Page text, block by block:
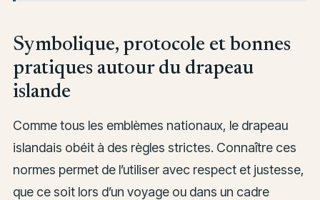
Symbolique, protocole et bonnes
pratiques autour du drapeau
islande
Comme tous les emblèmes nationaux, le drapeau
islandais obéit à des règles strictes. Connaître ces
normes permet de l’utiliser avec respect et justesse,
que ce soit lors d’un voyage ou dans un cadre